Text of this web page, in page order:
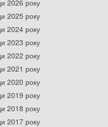
2026 року
2025 року
2024 року
2023 року
2022 року
2021 року
2020 року
2019 року
2018 року
2017 року